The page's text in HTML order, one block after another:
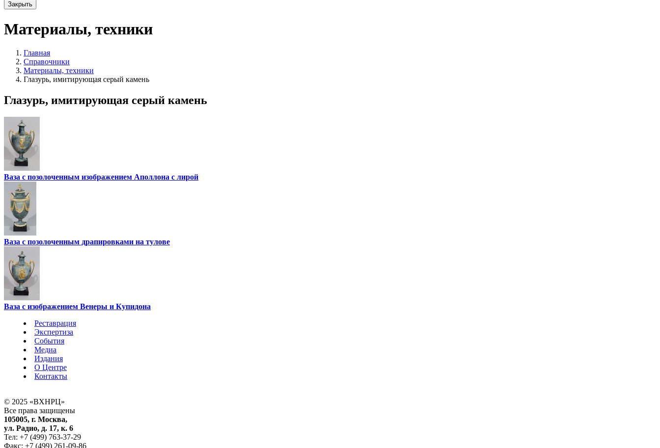
Закрыть
Материалы, техники
Главная
Справочники
Материалы, техники
Глазурь, имитирующая серый камень
Глазурь, имитирующая серый камень
Ваза с позолоченным изображением Аполлона с лирой
Ваза с позолоченным драпировками на тулове
Ваза с изображением Венеры и Купидона
Реставрация
Экспертиза
События
Медиа
Издания
О Центре
Контакты
© 2025 «ВХНРЦ»
Все права защищены
105005, г. Москва,
ул. Радио, д. 17, к. 6
Тел: +7 (499) 763-37-29
Факс: +7 (499) 261-09-86